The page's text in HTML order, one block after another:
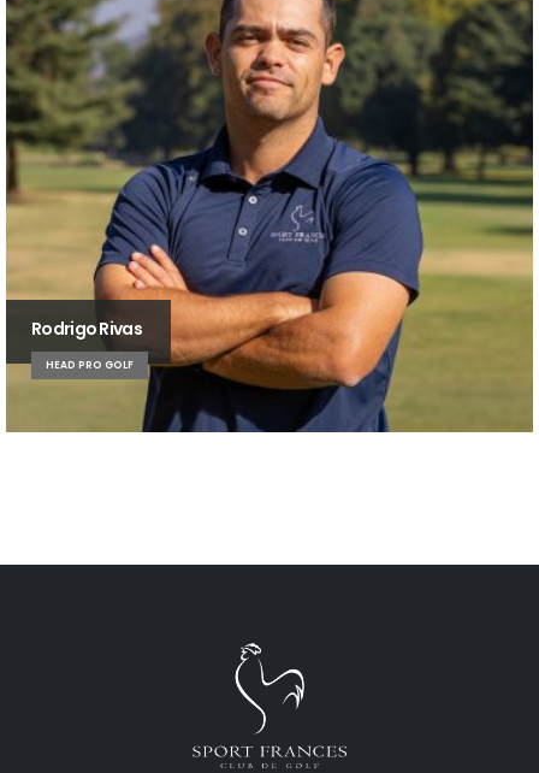
Rodrigo Rivas
HEAD PRO GOLF